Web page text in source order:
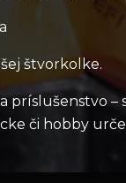
štvorkolke.
–
či hobby